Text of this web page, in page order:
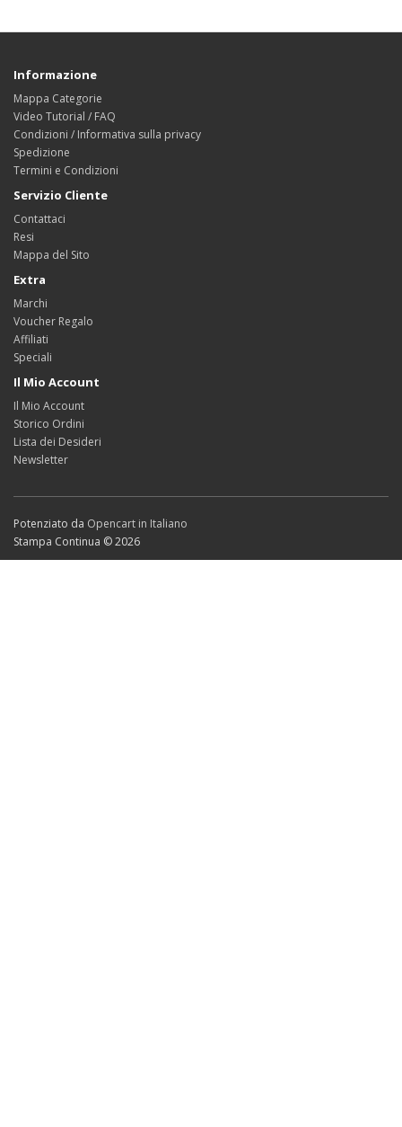
Informazione
Mappa Categorie
Video Tutorial / FAQ
Condizioni / Informativa sulla privacy
Spedizione
Termini e Condizioni
Servizio Cliente
Contattaci
Resi
Mappa del Sito
Extra
Marchi
Voucher Regalo
Affiliati
Speciali
Il Mio Account
Il Mio Account
Storico Ordini
Lista dei Desideri
Newsletter
Potenziato da Opencart in Italiano
Stampa Continua © 2026